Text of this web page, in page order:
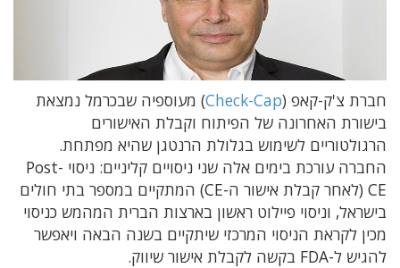
חברת צ'ק-קאפ (Check-Cap) מעוספיה שבכרמל נמצאת
בישורת האחרונה של הפיתוח וקבלת האישורים
הרגולטוריים לשימוש בגלולת הרנטגן שהיא מפתחת.
החברה עורכת בימים אלה שני ניסויים קליניים: ניסוי Post-
CE (לאחר קבלת אישור ה-CE) המתקיים במספר בתי חולים
בישראל, וניסוי פיילוט ראשון בארצות הברית המהמש כניסוי
מכין לקראת הניסוי המרכזי שיתקיים בשנה הבאה ויאפשר
להגיש ל-FDA בקשה לקבלת אישור שיווק.